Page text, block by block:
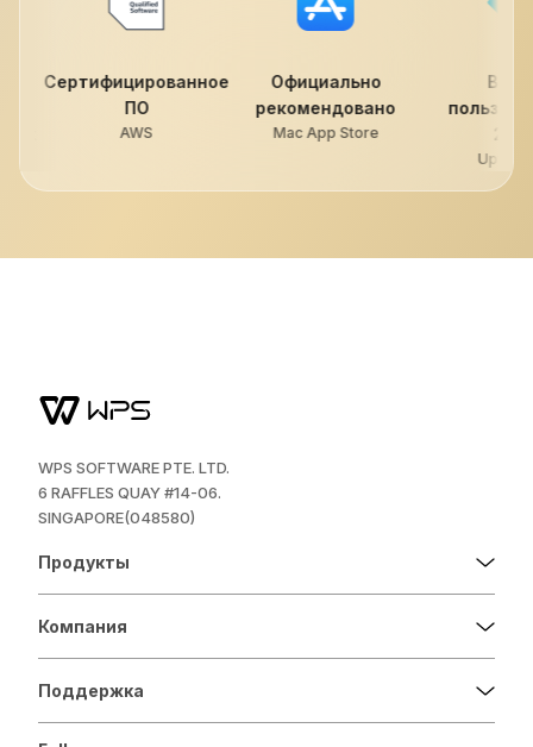
Официально
рекомендовано
Mac App Store
Выбор
пользователей
2022
WPS SOFTWARE PTE. LTD.
6 RAFFLES QUAY #14-06.
SINGAPORE(048580)
Продукты
Компания
Поддержка